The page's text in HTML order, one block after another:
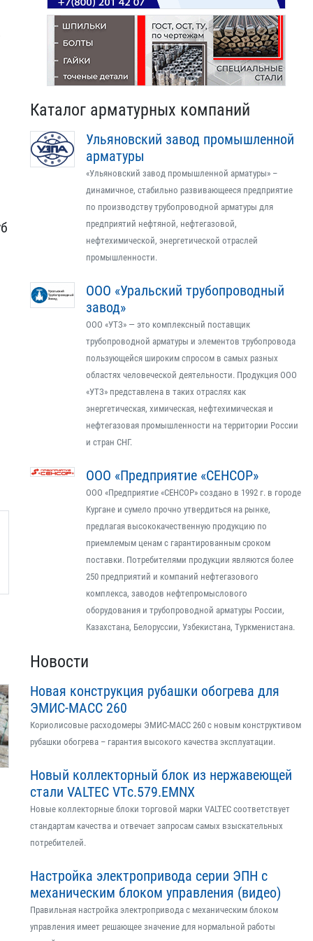
Каталог арматурных компаний
Ульяновский завод промышленной
арматуры
«Ульяновский завод промышленной арматуры» –
динамичное, стабильно развивающееся предприятие
по производству трубопроводной арматуры для
предприятий нефтяной, нефтегазовой,
нефтехимической, энергетической отраслей
промышленности.
ООО «Уральский трубопроводный
завод»
ООО «УТЗ» — это комплексный поставщик
трубопроводной арматуры и элементов трубопровода
пользующейся широким спросом в самых разных
областях человеческой деятельности. Продукция ООО
«УТЗ» представлена в таких отраслях как
энергетическая, химическая, нефтехимическая и
нефтегазовая промышленности на территории России
и стран СНГ.
ООО «Предприятие «СЕНСОР»
ООО «Предприятие «СЕНСОР» создано в 1992 г. в городе
Кургане и сумело прочно утвердиться на рынке,
предлагая высококачественную продукцию по
приемлемым ценам с гарантированным сроком
поставки. Потребителями продукции являются более
250 предприятий и компаний нефтегазового
комплекса, заводов нефтепромыслового
оборудования и трубопроводной арматуры России,
Казахстана, Белоруссии, Узбекистана, Туркменистана.
Новости
Новая конструкция рубашки обогрева для
ЭМИС-МАСС 260
Кориолисовые расходомеры ЭМИС-МАСС 260 с новым конструктивом
рубашки обогрева – гарантия высокого качества эксплуатации.
Новый коллекторный блок из нержавеющей
стали VALTEC VTс.579.EMNX
Новые коллекторные блоки торговой марки VALTEC соответствует
стандартам качества и отвечает запросам самых взыскательных
потребителей.
Настройка электропривода серии ЭПН с
механическим блоком управления (видео)
Правильная настройка электропривода с механическим блоком
управления имеет решающее значение для нормальной работы